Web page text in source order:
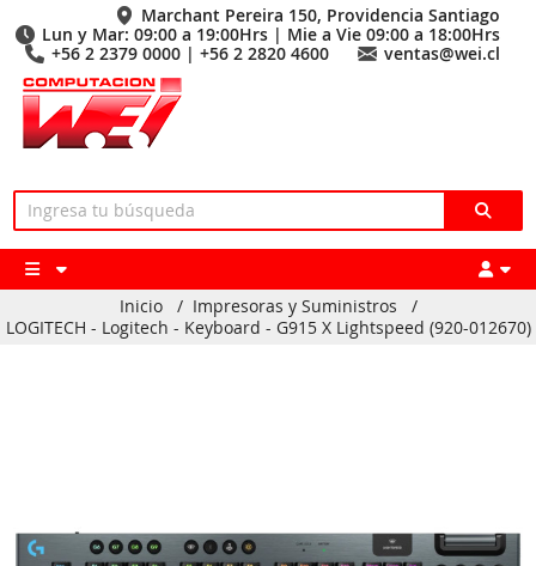
Marchant Pereira 150, Providencia Santiago
Lun y Mar: 09:00 a 19:00Hrs | Mie a Vie 09:00 a 18:00Hrs
+56 2 2379 0000 | +56 2 2820 4600
ventas@wei.cl
Inicio / Impresoras y Suministros
/
LOGITECH - Logitech - Keyboard - G915 X Lightspeed (920-012670)